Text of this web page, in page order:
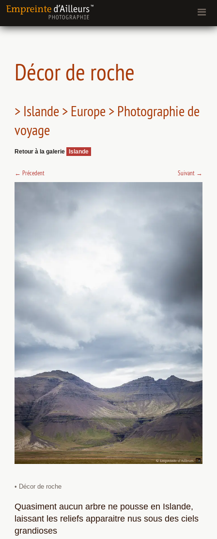
Décor de roche
> Islande > Europe > Photographie de
voyage
Retour à la galerie Islande
← Précedent Suivant →
• Décor de roche
Quasiment aucun arbre ne pousse en Islande,
laissant les reliefs apparaitre nus sous des ciels
grandioses